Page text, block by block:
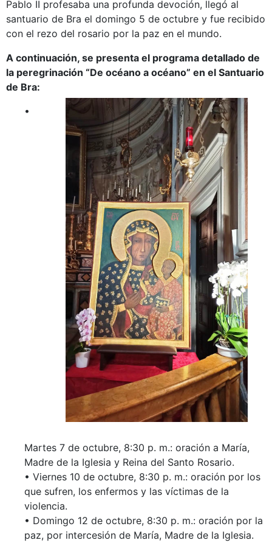
Pablo II profesaba una profunda devoción, llegó al
santuario de Bra el domingo 5 de octubre y fue recibido
con el rezo del rosario por la paz en el mundo.
A continuación, se presenta el programa detallado de
la peregrinación “De océano a océano” en el Santuario
de Bra:
•
Martes 7 de octubre, 8:30 p. m.: oración a María,
Madre de la Iglesia y Reina del Santo Rosario.
• Viernes 10 de octubre, 8:30 p. m.: oración por los
que sufren, los enfermos y las víctimas de la
violencia.
• Domingo 12 de octubre, 8:30 p. m.: oración por la
paz, por intercesión de María, Madre de la Iglesia.